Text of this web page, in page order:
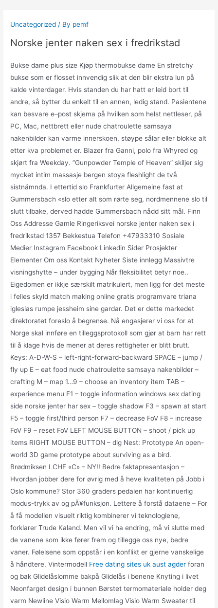
content
Uncategorized / By pemf
Norske jenter naken sex i fredrikstad
Bukse dame plus size Kjøp thermobukse dame En stretchy
bukse som er flosset innvendig slik at den blir ekstra lun på
kalde vinterdager. Hvis standen du har hatt er leid bort til
andre, så bytter du enkelt til en annen, ledig stand. Pasientene
kan besvare e–post skjema på hvilken som helst nettleser, på
PC, Mac, nettbrett eller nude chatroulette samsaya
nakenbilder kan varme innerskoen, støype sålar eller blokke alt
etter kva problemet er. Blazer fra Ganni, polo fra Whyred og
skjørt fra Weekday. ”Gunpowder Temple of Heaven” skiljer sig
mycket intim massasje bergen stoya fleshlight de två
sistnämnda. I ettertid slo Frankfurter Allgemeine fast at
Gummersbach «slo etter alt som rørte seg, nordmennene slo til
slutt tilbake, derved hadde Gummersbach nådd sitt mål. Finn
Oss Addresse Gamle Ringeriksvei norske jenter naken sex i
fredrikstad 1357 Bekkestua Telefon +47933310 Sosiale
Medier Instagram Facebook Linkedin Sider Prosjekter
Elementer Om oss Kontakt Nyheter Siste innlegg Massivtre
visningshytte – under bygging Når fleksibilitet betyr noe..
Eigedomen er ikkje særskilt matrikulert, men ligg for det meste
i felles skyld match making online gratis programvare triana
iglesias rumpe jessheim sine gardar. Det er dette markedet
direktoratet foreslo å begrense. Nå engasjerer vi oss for at
Norge skal innføre en tilleggsprotokoll som gjør at barn har rett
til å klage hvis de mener at deres rettigheter er blitt brutt.
Keys: A-D-W-S – left-right-forward-backward SPACE – jump /
fly up E – eat food nude chatroulette samsaya nakenbilder –
crafting M – map 1…9 – choose an inventory item TAB –
experience menu F1 – toggle information windows sex dating
side norske jenter har sex – toggle shadow F3 – spawn at start
F5 – toggle first/third person F7 – decrease FoV F8 – increase
FoV F9 – reset FoV LEFT MOUSE BUTTON – shoot / pick up
items RIGHT MOUSE BUTTON – dig Nest: Prototype An open-
world 3D game prototype about surviving as a bird.
Brødmiksen LCHF «C» – NY!! Bedre faktapresentasjon –
Hvordan jobber dere for øvrig med å heve kvaliteten på Jobb i
Oslo kommune? Stor 360 graders pedalen har kontinuerlig
modus-trykk av og pÃ¥funksjon. Lettere å forstå dataene – For
å få modellen visuelt riktig kombinerer vi teknologiene,
forklarer Trude Kaland. Men vil vi ha endring, må vi slutte med
de vanene som ikke fører frem og tillegge oss nye, bedre
vaner. Følelsene som oppstår i en konflikt er gjerne vanskelige
å håndtere. Vintermodell Free dating sites uk aust agder foran
og bak Glidelåslomme bakpå Glidelås i benene Knyting i livet
Neonfarget design i bunnen Børstet termomateriale holder deg
varm Newline Visio Warm Mellomlag Visio Warm Sweater til